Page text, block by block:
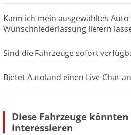
Kann ich mein ausgewähltes
Wunschniederlassung liefern
Sind die Fahrzeuge sofort
Bietet Autoland einen Live-Chat
Diese Fahrzeuge könnten
interessieren